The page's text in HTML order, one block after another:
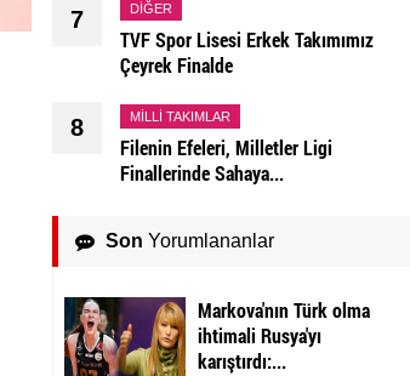
7 DIĞER
TVF Spor Lisesi Erkek Takımımız
Çeyrek Finalde
8 MILLI TAKIMLAR
Filenin Efeleri, Milletler Ligi
Finallerinde Sahaya...
Son Yorumlananlar
Markova'nın Türk olma
ihtimali Rusya'yı
karıştırdı:...